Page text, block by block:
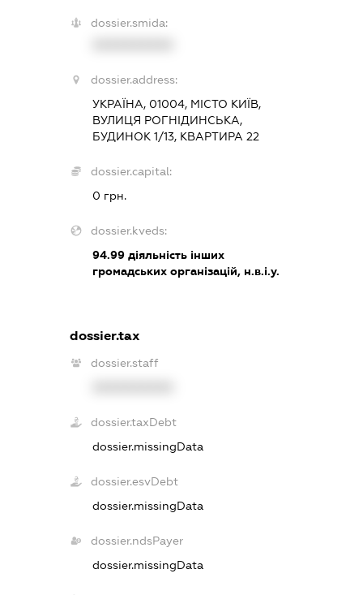
dossier.smida:
dossier.address:
УКРАЇНА, 01004, МІСТО КИЇВ,
ВУЛИЦЯ РОГНІДИНСЬКА,
БУДИНОК 1/13, КВАРТИРА 22
dossier.capital:
0 грн.
dossier.kveds:
94.99діяльність інших
громадських організацій, н.в.і.у.
dossier.tax
dossier.staff
dossier.taxDebt
dossier.missingData
dossier.esvDebt
dossier.missingData
dossier.ndsPayer
dossier.missingData